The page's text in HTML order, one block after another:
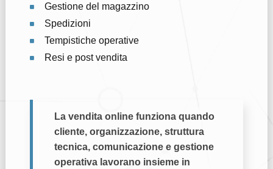
Gestione del magazzino
Spedizioni
Tempistiche operative
Resi e post vendita
La vendita online funziona quando
cliente, organizzazione, struttura
tecnica, comunicazione e gestione
operativa lavorano insieme in